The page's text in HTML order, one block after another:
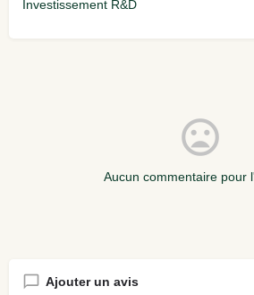
Investissement R&D
Aucun commentaire pour
Ajouter un avis